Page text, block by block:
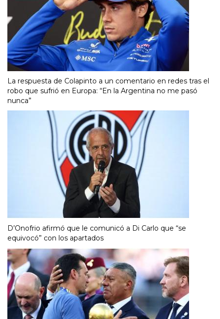
La respuesta de Colapinto a un comentario en redes tras el
robo que sufrió en Europa: “En la Argentina no me pasó
nunca”
D’Onofrio afirmó que le comunicó a Di Carlo que “se
equivocó” con los apartados